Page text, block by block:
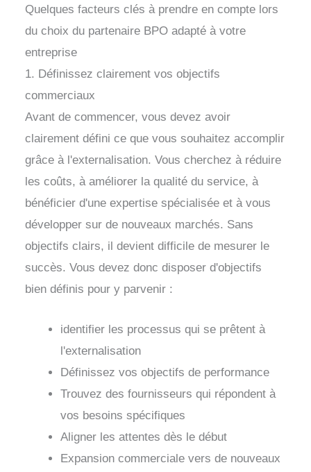
Quelques facteurs clés à prendre en compte lors
du choix du partenaire BPO adapté à votre
entreprise
1. Définissez clairement vos objectifs
commerciaux
Avant de commencer, vous devez avoir
clairement défini ce que vous souhaitez accomplir
grâce à l'externalisation. Vous cherchez à réduire
les coûts, à améliorer la qualité du service, à
bénéficier d'une expertise spécialisée et à vous
développer sur de nouveaux marchés. Sans
objectifs clairs, il devient difficile de mesurer le
succès. Vous devez donc disposer d'objectifs
bien définis pour y parvenir :
identifier les processus qui se prêtent à
l'externalisation
Définissez vos objectifs de performance
Trouvez des fournisseurs qui répondent à
vos besoins spécifiques
Aligner les attentes dès le début
Expansion commerciale vers de nouveaux